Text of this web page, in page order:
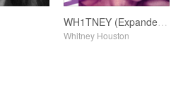
WH1TNEY (Expanded Edition)
Whitney Houston